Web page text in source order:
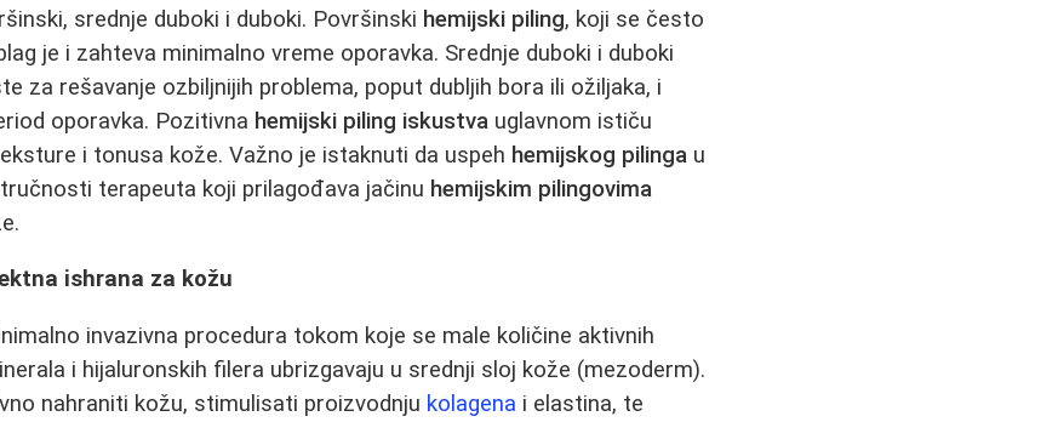
srednje duboki i duboki. Površinski hemijski piling, koji se često
je i zahteva minimalno vreme oporavka. Srednje duboki i duboki
za rešavanje ozbiljnijih problema, poput dubljih bora ili ožiljaka, i
oporavka. Pozitivna hemijski piling iskustva uglavnom ističu
i tonusa kože. Važno je istaknuti da uspeh hemijskog pilinga u
terapeuta koji prilagođava jačinu hemijskim pilingovima
ishrana za kožu
invazivna procedura tokom koje se male količine aktivnih
i hijaluronskih filera ubrizgavaju u srednji sloj kože (mezoderm).
nahraniti kožu, stimulisati proizvodnju kolagena i elastina, te